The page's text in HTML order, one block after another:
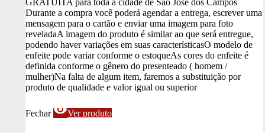
GRATUITA para toda a cidade de São José dos Campos
Durante a compra você poderá agendar a entrega, escrever uma
mensagem para o cartão e enviar uma imagem para foto
reveladaA imagem do produto é similar ao que será entregue,
podendo haver variações em suas característicasO modelo de
enfeite pode variar conforme o estoqueAs cores do enfeite é
definida conforme o gênero do presenteado ( homem /
mulher)Na falta de algum item, faremos a substituição por
produto de qualidade e valor igual ou superior
Fechar visibilityVer produto